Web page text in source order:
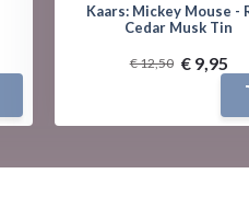
Kaars: Mickey Mouse -
Cedar Musk Tin
€ 12,50 € 9,95